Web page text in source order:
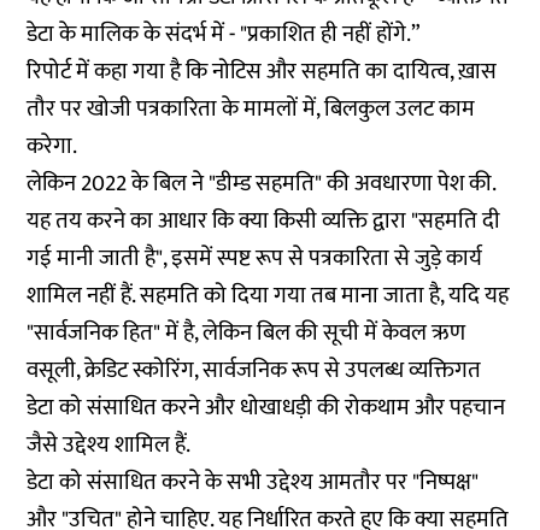
डेटा के मालिक के संदर्भ में - "प्रकाशित ही नहीं होंगे.”
रिपोर्ट में कहा गया है कि नोटिस और सहमति का दायित्व, ख़ास
तौर पर खोजी पत्रकारिता के मामलों में, बिलकुल उलट काम
करेगा.
लेकिन 2022 के बिल ने "डीम्ड सहमति" की अवधारणा पेश की.
यह तय करने का आधार कि क्या किसी व्यक्ति द्वारा "सहमति दी
गई मानी जाती है", इसमें स्पष्ट रूप से पत्रकारिता से जुड़े कार्य
शामिल नहीं हैं. सहमति को दिया गया तब माना जाता है, यदि यह
"सार्वजनिक हित" में है, लेकिन बिल की सूची में केवल ऋण
वसूली, क्रेडिट स्कोरिंग, सार्वजनिक रूप से उपलब्ध व्यक्तिगत
डेटा को संसाधित करने और धोखाधड़ी की रोकथाम और पहचान
जैसे उद्देश्य शामिल हैं.
डेटा को संसाधित करने के सभी उद्देश्य आमतौर पर "निष्पक्ष"
और "उचित" होने चाहिए. यह निर्धारित करते हुए कि क्या सहमति